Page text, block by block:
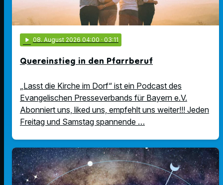
play_arrow 08. August 2026 04:00 · 03:11
Quereinstieg in den Pfarrberuf
„Lasst die Kirche im Dorf“ ist ein Podcast des
Evangelischen Presseverbands für Bayern e.V.
Abonniert uns, liked uns, empfehlt uns weiter!!! Jeden
Freitag und Samstag spannende …